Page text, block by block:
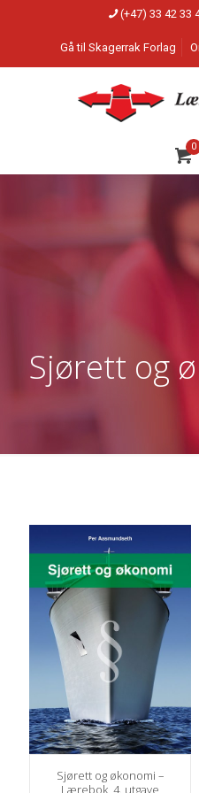
(+47) 33 42 33
Gå til Skagerrak Forlag
0
Sjørett og
Sjørett og økonomi –
Lærebok, 4. utgave